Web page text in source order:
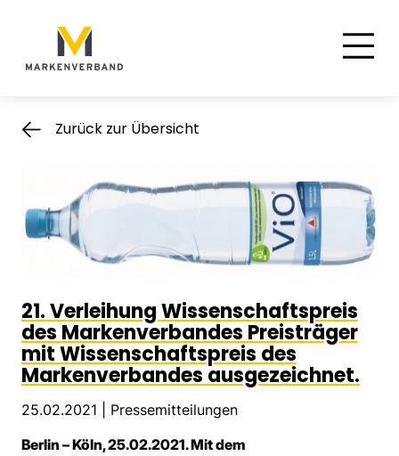
Hauptnavigation
Zurück zur Übersicht
21. Verleihung Wissenschaftspreis
des Markenverbandes Preisträger
mit Wissenschaftspreis des
Markenverbandes ausgezeichnet.
25.02.2021 | Pressemitteilungen
Berlin – Köln, 25.02.2021. Mit dem